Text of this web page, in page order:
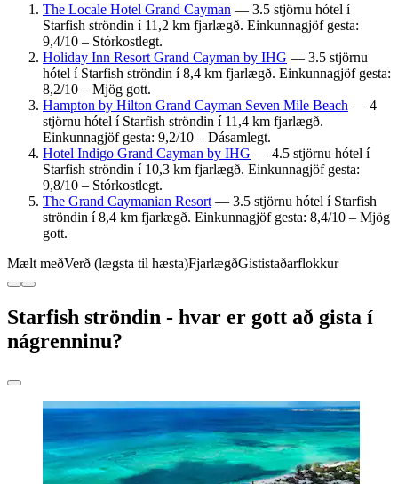
The Locale Hotel Grand Cayman — 3.5 stjörnu hótel í
Starfish ströndin í 11,2 km fjarlægð. Einkunnagjöf gesta:
9,4/10 – Stórkostlegt.
Holiday Inn Resort Grand Cayman by IHG — 3.5 stjörnu
hótel í Starfish ströndin í 8,4 km fjarlægð. Einkunnagjöf gesta:
8,2/10 – Mjög gott.
Hampton by Hilton Grand Cayman Seven Mile Beach — 4
stjörnu hótel í Starfish ströndin í 11,4 km fjarlægð.
Einkunnagjöf gesta: 9,2/10 – Dásamlegt.
Hotel Indigo Grand Cayman by IHG — 4.5 stjörnu hótel í
Starfish ströndin í 10,3 km fjarlægð. Einkunnagjöf gesta:
9,8/10 – Stórkostlegt.
The Grand Caymanian Resort — 3.5 stjörnu hótel í Starfish
ströndin í 8,4 km fjarlægð. Einkunnagjöf gesta: 8,4/10 – Mjög
gott.
Mælt meðVerð (lægsta til hæsta)FjarlægðGististaðarflokkur
Starfish ströndin - hvar er gott að gista í
nágrenninu?